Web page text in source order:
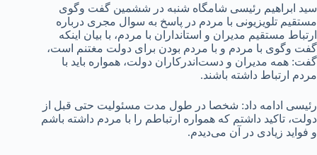
سید ابراهیم رئیسی شامگاه شنبه در ششمین گفت وگوی
مستقیم تلویزیونی با مردم در پاسخ به سوال مجری درباره
ارتباط مستقیم مدیران و استانداران با مردم، با بیان اینکه
گفت وگوی با مردم و با مردم بودن برای دولت مغتنم است،
گفت: همه مدیران و دست‌اندرکاران دولت، همواره باید با
مردم ارتباط داشته باشند.
رئیسی ادامه داد: شخصا در طول مدت مسئولیت حتی قبل از
دولت، تاکید داشتم که همواره ارتباطم را با مردم داشته باشم
و فواید زیادی در آن می‌دیدم.